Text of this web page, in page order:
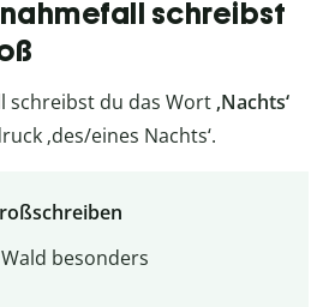
schreibst
schreibst du das Wort ‚Nachts‘
‚des/eines Nachts‘.
besonders